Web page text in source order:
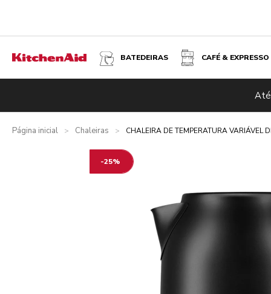
BATEDEIRAS CAFÉ & EXPRESSO
Página inicial > Chaleiras > CHALEIRA DE TEMPERATURA VARIÁVEL
Produtos
-25%